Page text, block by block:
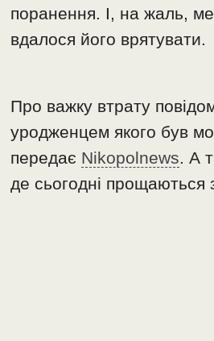
поранення. І, на жаль,
вдалося його врятувати.
Про важку втрату
уродженцем якого був
передає Nikopolnews. А
де сьогодні прощаються